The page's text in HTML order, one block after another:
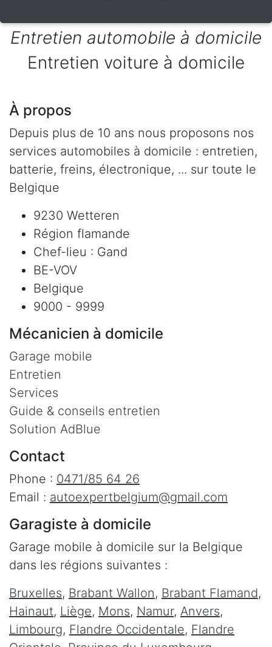
Entretien automobile à domicile
Entretien voiture à domicile
À propos
Depuis plus de 10 ans nous proposons nos
services automobiles à domicile : entretien,
batterie, freins, électronique, ... sur toute le
Belgique
9230 Wetteren
Région flamande
Chef-lieu : Gand
BE-VOV
Belgique
9000 - 9999
Mécanicien à domicile
Garage mobile
Entretien
Services
Guide & conseils entretien
Solution AdBlue
Contact
Phone : 0471/85 64 26
Email : autoexpertbelgium@gmail.com
Garagiste à domicile
Garage mobile à domicile sur la Belgique
dans les régions suivantes :
Bruxelles, Brabant Wallon, Brabant Flamand,
Hainaut, Liège, Mons, Namur, Anvers,
Limbourg, Flandre Occidentale, Flandre